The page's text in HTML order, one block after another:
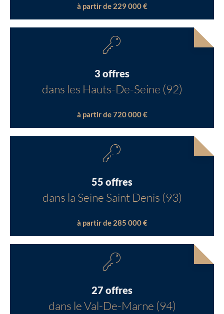
à partir de 229 000 €
3 offres
dans les Hauts-De-Seine (92)
à partir de 720 000 €
55 offres
dans la Seine Saint Denis (93)
à partir de 285 000 €
27 offres
dans le Val-De-Marne (94)